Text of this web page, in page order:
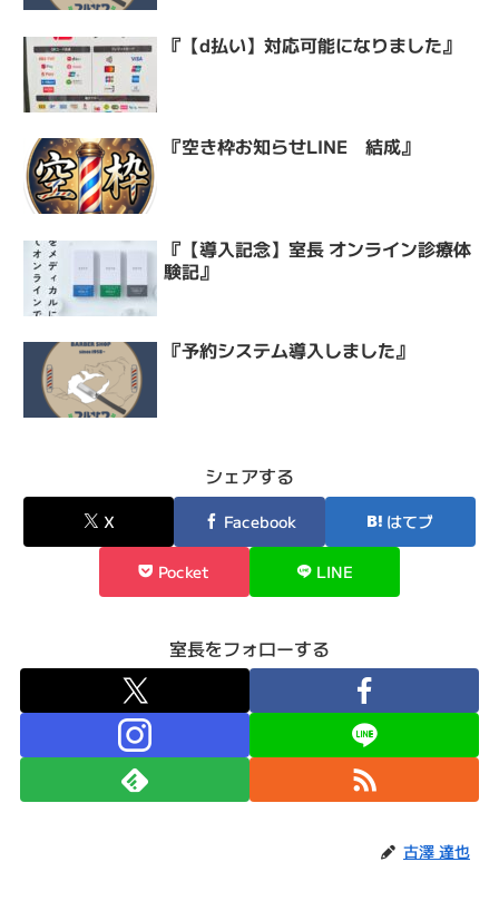
『【d払い】対応可能になりました』
『空き枠お知らせLINE 結成』
『【導入記念】室長 オンライン診療体
験記』
『予約システム導入しました』
シェアする
X Facebook はてブ
Pocket LINE
室長をフォローする
古澤 達也